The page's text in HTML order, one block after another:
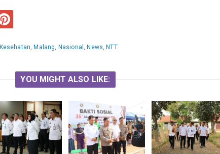
Kesehatan, Malang, Nasional , News, NTT
YOU MIGHT ALSO LIKE: